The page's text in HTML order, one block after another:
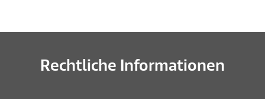
Rechtliche Informationen